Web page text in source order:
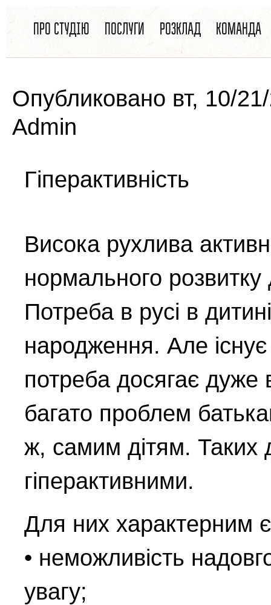
Перейти к основному содержанию
ПРО СТУДІЮ ПОСЛУГИ РОЗКЛАД КОМАНДА
ВЫ ЗДЕСЬ
Опубликовано вт, 10/
Admin
Гіперактивність
Висока рухлива
нормального
Потреба в русі в
народження. Але
потреба досягає дуже
багато проблем
ж, самим дітям. Таких
гіперактивними.
Для них характерним
• неможливість
увагу;